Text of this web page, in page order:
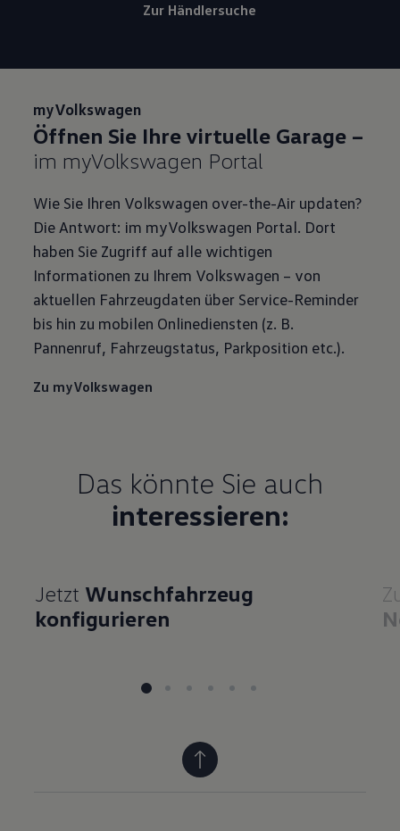
Zur Händlersuche
myVolkswagen
Öffnen Sie Ihre virtuelle Garage –
im myVolkswagen Portal
Wie Sie Ihren Volkswagen over-the-Air updaten?
Die Antwort: im myVolkswagen Portal. Dort
haben Sie Zugriff auf alle wichtigen
Informationen zu Ihrem Volkswagen – von
aktuellen Fahrzeugdaten über Service-Reminder
bis hin zu mobilen Onlinediensten (z. B.
Pannenruf, Fahrzeugstatus, Parkposition etc.).
Zu myVolkswagen
Das könnte Sie auch
interessieren:
Jetzt Wunschfahrzeug
konfigurieren